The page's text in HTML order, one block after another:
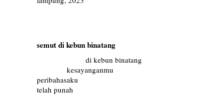
semut di kebun binatang
di kebun binatang
kesayanganmu
peribahasaku
telah punah